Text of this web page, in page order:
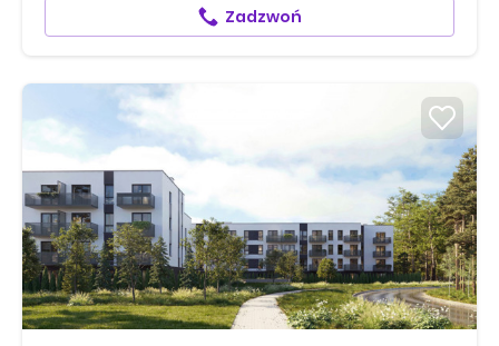
Zadzwoń